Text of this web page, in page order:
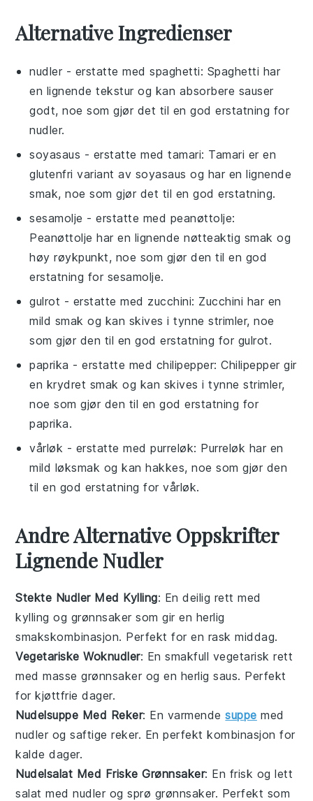
Alternative Ingredienser
nudler - erstatte medspaghetti: Spaghetti har
en lignende tekstur og kan absorbere sauser
godt, noe som gjør det til en god erstatning for
nudler.
soyasaus - erstatte medtamari: Tamari er en
glutenfri variant av soyasaus og har en lignende
smak, noe som gjør det til en god erstatning.
sesamolje - erstatte med peanøttolje:
Peanøttolje har en lignende nøtteaktig smak og
høy røykpunkt, noe som gjør den til en god
erstatning for sesamolje.
gulrot - erstatte med zucchini: Zucchini har en
mild smak og kan skives i tynne strimler, noe
som gjør den til en god erstatning for gulrot.
paprika - erstatte med chilipepper: Chilipepper gir
en krydret smak og kan skives i tynne strimler,
noe som gjør den til en god erstatning for
paprika.
vårløk - erstatte medpurreløk: Purreløk har en
mild løksmak og kan hakkes, noe som gjør den
til en god erstatning for vårløk.
Andre Alternative Oppskrifter
Lignende Nudler
Stekte Nudler Med Kylling: En deilig rett med
kylling og grønnsaker som gir en herlig
smakskombinasjon. Perfekt for en rask middag.
Vegetariske Woknudler: En smakfull vegetarisk rett
med massegrønnsaker og en herlig saus. Perfekt
for kjøttfrie dager.
Nudelsuppe Med Reker: En varmendesuppe med
nudler og saftigereker. En perfekt kombinasjon for
kalde dager.
Nudelsalat Med Friske Grønnsaker: En frisk og lett
salat mednudler og sprø grønnsaker. Perfekt som